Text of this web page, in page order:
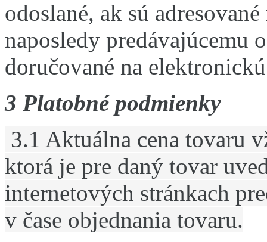
odoslané, ak sú
naposledy predávajúcemu
doručované na
3 Platobné podmienky
3.1 Aktuálna cena tovaru
ktorá je pre daný tovar
internetových stránkach
v čase objednania tovaru.